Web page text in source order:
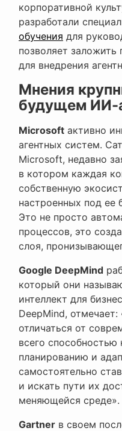
корпоративной
разработали
обучения для
позволяет
для внедрения
Мнения
будущем ИИ-
Microsoft активно
агентных систем.
Microsoft, недавно
в котором каждая
собственную
настроенных под ее
Это не просто
процессов, это
слоя,
Google DeepMind
который они
интеллект для
DeepMind,
отличаться от
всего
планированию и
самостоятельно
и искать пути их
меняющейся среде».
Gartner в своем